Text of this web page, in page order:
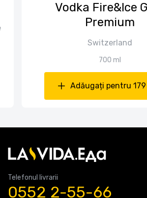
Vodka Fire&Ice
Premium
Switzerland
700 ml
Adăugați pentru 179
Telefonul livrarii
0552 2-55-66